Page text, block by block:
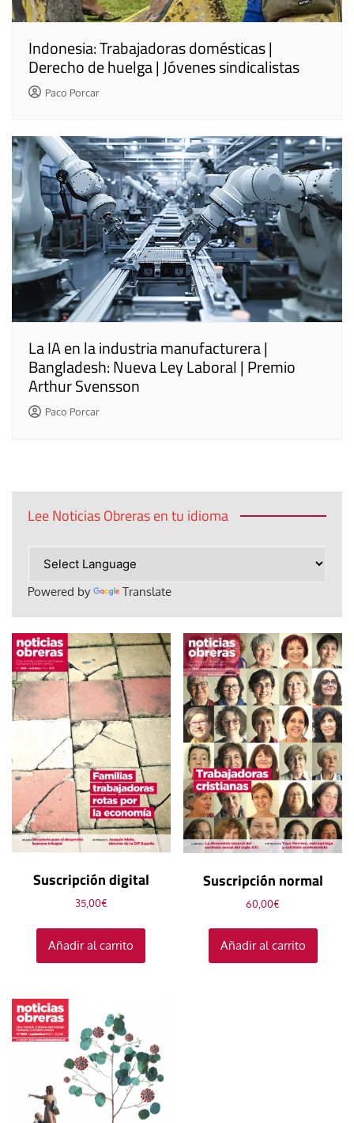
Indonesia: Trabajadoras domésticas |
Derecho de huelga | Jóvenes sindicalistas
Paco Porcar
La IA en la industria manufacturera |
Bangladesh: Nueva Ley Laboral | Premio
Arthur Svensson
Paco Porcar
Lee Noticias Obreras en tu idioma
Powered by Translate
Suscripción digital
35,00€
Añadir al carrito
Suscripción normal
60,00€
Añadir al carrito